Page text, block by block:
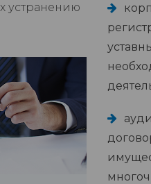
устранению